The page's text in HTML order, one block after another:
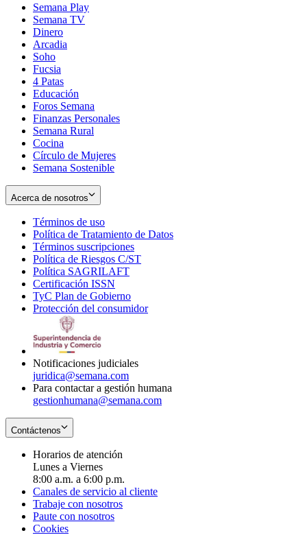
Semana Play
Semana TV
Dinero
Arcadia
Soho
in
new
window
Fucsia
in
new
window
4 Patas
Educación
Foros Semana
Finanzas Personales
Semana Rural
Cocina
Círculo de Mujeres
Semana Sostenible
Acerca de nosotros
Términos de uso
in
new
window
Política de Tratamiento de Datos
Términos suscripciones
in
Política de Riesgos C/ST
Política SAGRILAFT
new
window
Certificación ISSN
in
new
TyC Plan de Gobierno
in
Protección del consumidorOpens
Notificaciones judiciales
juridica@semana.com
Para contactar a gestión humana
gestionhumana@semana.com
Contáctenos
Horarios de atención
Lunes a Viernes
8:00 a.m. a 6:00 p.m.
Canales de servicio al cliente
Trabaje con nosotros
Paute con nosotros
Cookies